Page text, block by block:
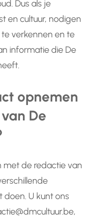
Dus als je
en cultuur, nodigen
verkennen en te
informatie die De
opnemen
De
met de redactie van
doen. U kunt ons